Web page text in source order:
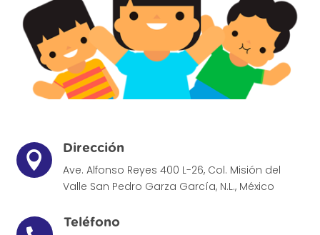

Dirección
Ave. Alfonso Reyes 400 L-26, Col. Misión del
Valle San Pedro Garza García, N.L., México
Teléfono